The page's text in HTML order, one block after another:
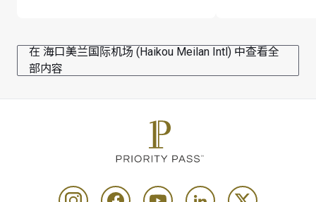
在 海口美兰国际机场 (Haikou Meilan Intl) 中查看全
部内容